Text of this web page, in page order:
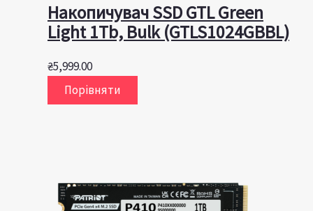
Накопичувач SSD GTL Green
Light 1Tb, Bulk (GTLS1024GBBL)
₴5,999.00
Порівняти